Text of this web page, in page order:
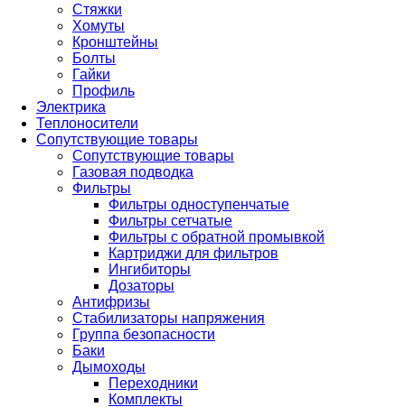
Стяжки
Хомуты
Кронштейны
Болты
Гайки
Профиль
Электрика
Теплоносители
Сопутствующие товары
Сопутствующие товары
Газовая подводка
Фильтры
Фильтры одноступенчатые
Фильтры сетчатые
Фильтры с обратной промывкой
Картриджи для фильтров
Ингибиторы
Дозаторы
Антифризы
Стабилизаторы напряжения
Группа безопасности
Баки
Дымоходы
Переходники
Комплекты